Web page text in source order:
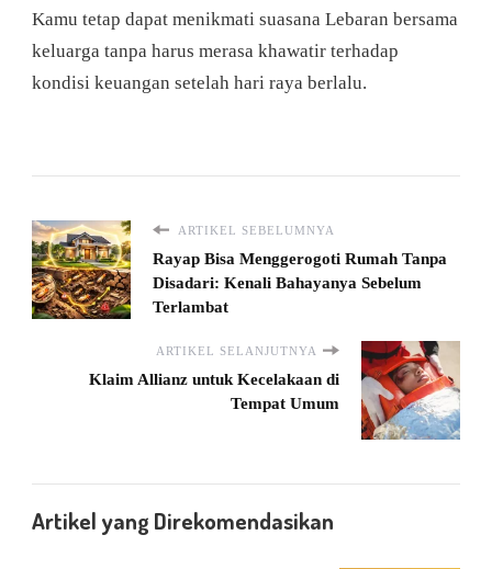
Kamu tetap dapat menikmati suasana Lebaran bersama
keluarga tanpa harus merasa khawatir terhadap
kondisi keuangan setelah hari raya berlalu.
ARTIKEL SEBELUMNYA
Rayap Bisa Menggerogoti Rumah Tanpa
Disadari: Kenali Bahayanya Sebelum
Terlambat
ARTIKEL SELANJUTNYA
Klaim Allianz untuk Kecelakaan di
Tempat Umum
Artikel yang Direkomendasikan